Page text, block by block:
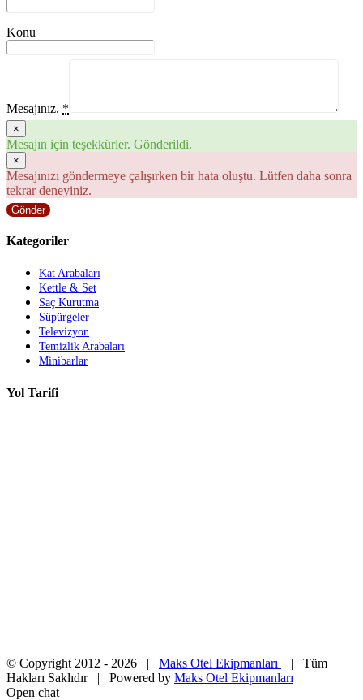
Konu
Mesajınız. *
×
Mesajın için teşekkürler. Gönderildi.
×
Mesajınızı göndermeye çalışırken bir hata oluştu. Lütfen daha sonra
tekrar deneyiniz.
Gönder
Kategoriler
Kat Arabaları
Kettle & Set
Saç Kurutma
Süpürgeler
Televizyon
Temizlik Arabaları
Minibarlar
Yol Tarifi
© Copyright 2012 - 2026 | Maks Otel Ekipmanları
| Tüm
Hakları Saklıdır | Powered by Maks Otel Ekipmanları
Open chat